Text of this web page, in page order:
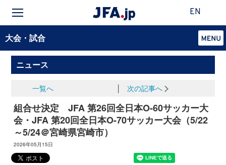
EN
大会・試合
ニュース
一覧へ 次の記事へ
組合せ決定 JFA 第26回全日本O-60サッカー大
会・JFA 第20回全日本O-70サッカー大会（5/22
～5/24＠宮崎県宮崎市）
2026年05月15日